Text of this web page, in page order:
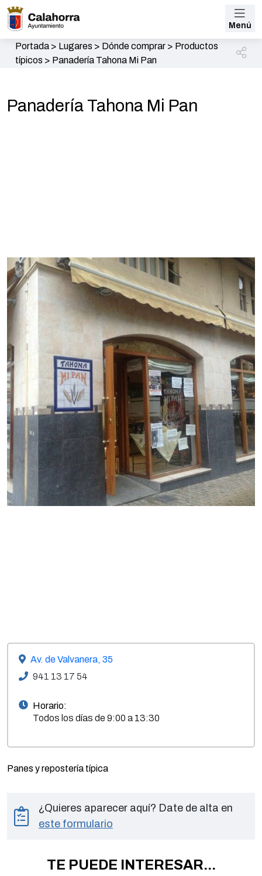
Menú
Portada> Lugares > Dónde comprar> Productos
típicos > Panadería Tahona Mi Pan
Panadería Tahona Mi Pan
Av. de Valvanera, 35
941 13 17 54
Horario:
Todos los días de 9:00 a 13:30
Panes y repostería típica
¿Quieres aparecer aquí? Date de alta en
este formulario
TE PUEDE INTERESAR...